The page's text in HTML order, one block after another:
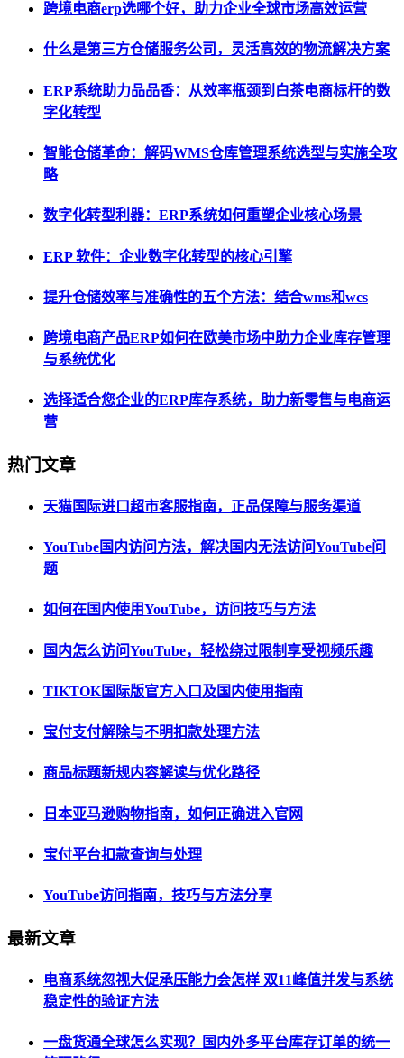
跨境电商erp选哪个好，助力企业全球市场高效运营
什么是第三方仓储服务公司，灵活高效的物流解决方案
ERP系统助力品品香：从效率瓶颈到白茶电商标杆的数
字化转型
智能仓储革命：解码WMS仓库管理系统选型与实施全攻
略
数字化转型利器：ERP系统如何重塑企业核心场景
ERP 软件：企业数字化转型的核心引擎
提升仓储效率与准确性的五个方法：结合wms和wcs
跨境电商产品ERP如何在欧美市场中助力企业库存管理
与系统优化
选择适合您企业的ERP库存系统，助力新零售与电商运
营
热门文章
天猫国际进口超市客服指南，正品保障与服务渠道
YouTube国内访问方法，解决国内无法访问YouTube问
题
如何在国内使用YouTube，访问技巧与方法
国内怎么访问YouTube，轻松绕过限制享受视频乐趣
TIKTOK国际版官方入口及国内使用指南
宝付支付解除与不明扣款处理方法
商品标题新规内容解读与优化路径
日本亚马逊购物指南，如何正确进入官网
宝付平台扣款查询与处理
YouTube访问指南，技巧与方法分享
最新文章
电商系统忽视大促承压能力会怎样 双11峰值并发与系统
稳定性的验证方法
一盘货通全球怎么实现？国内外多平台库存订单的统一